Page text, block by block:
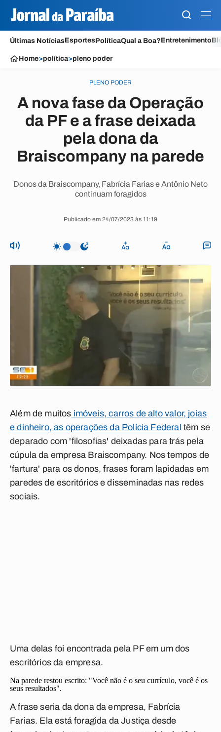
Últimas NotíciasEsportesPolíticaQual a Boa?Entretenimento
Home>política>pleno poder
PLENO PODER
A nova fase da Operação
da PF e a frase deixada
pela dona da
Braiscompany na parede
Donos da Braiscompany, Fabrícia Farias e Antônio Neto
continuam foragidos
Publicado em 24/07/2023 às 11:19
Além de muitos imóveis, carros de alto valor, joias
e dinheiro, as operações da Polícia Federal têm se
deparado com 'filosofias' deixadas para trás pela
cúpula da empresa Braiscompany. Nos tempos de
'fartura' para os donos, frases foram lapidadas em
paredes de escritórios e disseminadas nas redes
sociais.
Uma delas foi encontrada pela PF em um dos
escritórios da empresa.
Na parede restou escrito: "Você não é o seu currículo, você é os
seus resultados".
A frase seria da dona da empresa, Fabrícia
Farias. Ela está foragida da Justiça desde